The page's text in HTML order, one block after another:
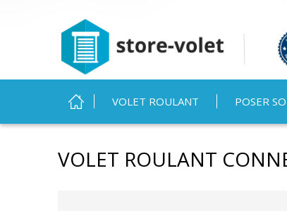
VOLET ROULANT
POSER
Vous êtes ici
VOLET ROULANT